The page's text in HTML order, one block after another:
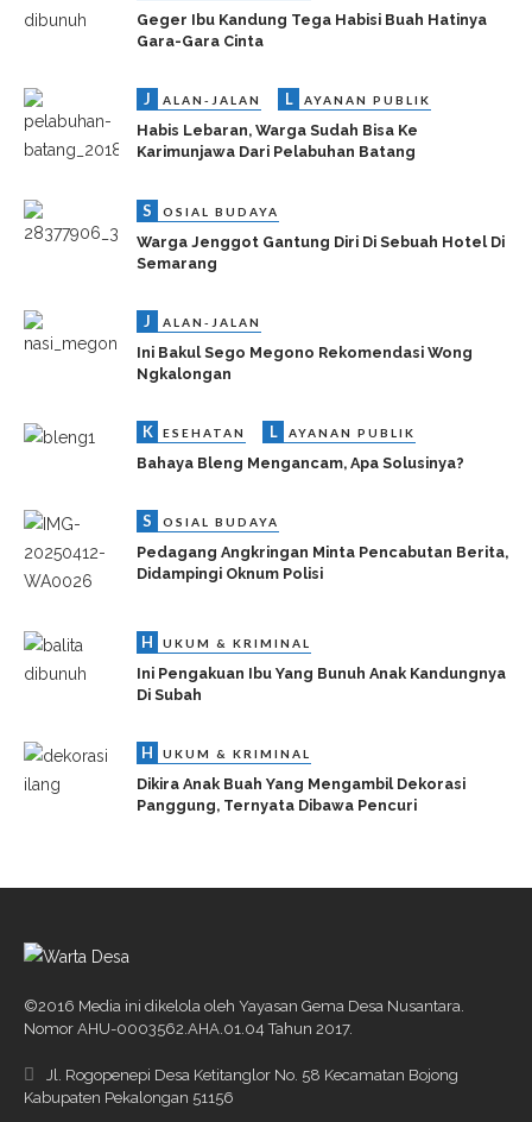
Geger Ibu Kandung Tega Habisi Buah Hatinya
Gara-Gara Cinta
J ALAN-JALAN L AYANAN PUBLIK
Habis Lebaran, Warga Sudah Bisa Ke
Karimunjawa Dari Pelabuhan Batang
S OSIAL BUDAYA
Warga Jenggot Gantung Diri Di Sebuah Hotel Di
Semarang
J ALAN-JALAN
Ini Bakul Sego Megono Rekomendasi Wong
Ngkalongan
K ESEHATAN L AYANAN PUBLIK
Bahaya Bleng Mengancam, Apa Solusinya?
S OSIAL BUDAYA
Pedagang Angkringan Minta Pencabutan Berita,
Didampingi Oknum Polisi
H UKUM & KRIMINAL
Ini Pengakuan Ibu Yang Bunuh Anak Kandungnya
Di Subah
H UKUM & KRIMINAL
Dikira Anak Buah Yang Mengambil Dekorasi
Panggung, Ternyata Dibawa Pencuri
©2016 Media ini dikelola oleh Yayasan Gema Desa Nusantara.
Nomor AHU-0003562.AHA.01.04 Tahun 2017.
Jl. Rogopenepi Desa Ketitanglor No. 58 Kecamatan Bojong
Kabupaten Pekalongan 51156